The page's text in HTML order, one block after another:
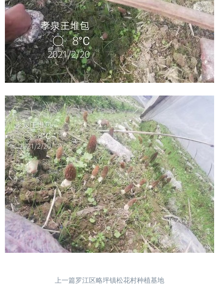
上一篇罗江区略坪镇松花村种植基地